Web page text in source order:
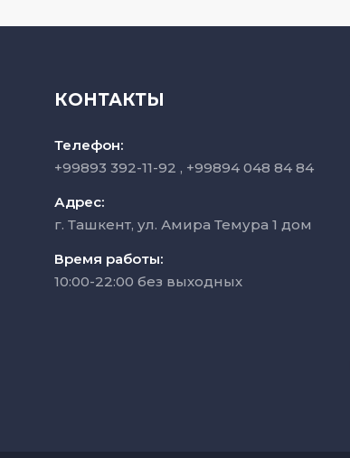
КОНТАКТЫ
Телефон:
+99893 392-11-92
+99894 048 84 84
Адрес:
г. Ташкент, ул. Амира Темура 1 дом
Время работы:
10:00-22:00 без выходных